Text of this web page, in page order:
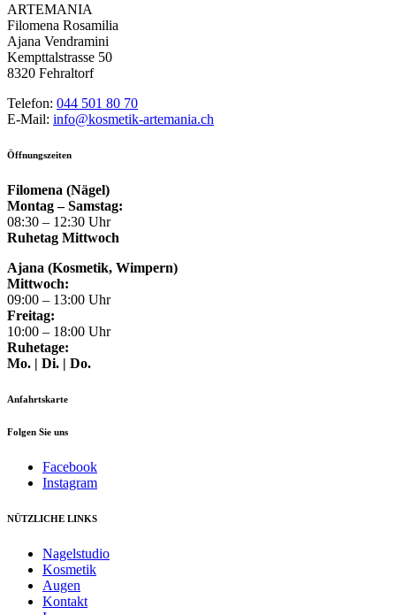
ARTEMANIA
Filomena Rosamilia
Ajana Vendramini
Kempttalstrasse 50
8320 Fehraltorf
Telefon: 044 501 80 70
E-Mail: info@kosmetik-artemania.ch
Öffnungszeiten
Filomena (Nägel)
Montag – Samstag:
08:30 – 12:30 Uhr
Ruhetag Mittwoch
Ajana (Kosmetik, Wimpern)
Mittwoch:
09:00 – 13:00 Uhr
Freitag:
10:00 – 18:00 Uhr
Ruhetage:
Mo. | Di. | Do.
Anfahrtskarte
Folgen Sie uns
Facebook
Instagram
NÜTZLICHE LINKS
Nagelstudio
Kosmetik
Augen
Kontakt